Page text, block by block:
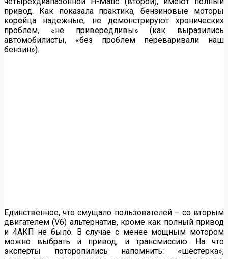
привод. Как показала практика, бензиновые моторы
корейца надежные, не демонстрируют хронических
проблем, «не привередливы» (как выразились
автомобилисты, «без проблем переваривали наш
бензин»).
Единственное, что смущало пользователей – со вторым
двигателем (V6) альтернатив, кроме как полный привод
и 4АКП не было. В случае с менее мощным мотором
можно выбрать и привод, и трансмиссию. На что
эксперты поторопились напомнить: «шестерка»,